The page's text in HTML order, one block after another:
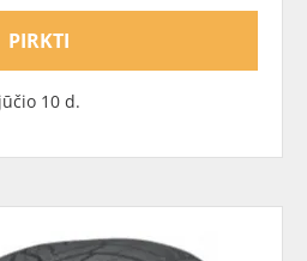
PIRKTI
10 d.